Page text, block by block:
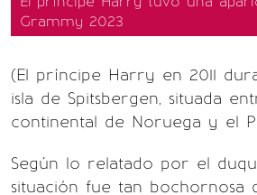
Grammy 2023
(El príncipe Harry en 2011
isla de Spitsbergen, situada
continental de Noruega y el
Según lo relatado por el
situación fue tan bochornosa